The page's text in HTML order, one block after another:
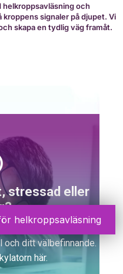
helkroppsavläsning
helkroppsavläsning och
signaler på djupet. Vi
skapa en tydlig väg framåt.
stressad eller
som kan
ditt välbefinnande.
här.